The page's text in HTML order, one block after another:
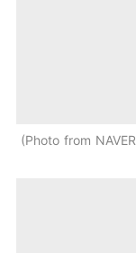
Photo from NAVER